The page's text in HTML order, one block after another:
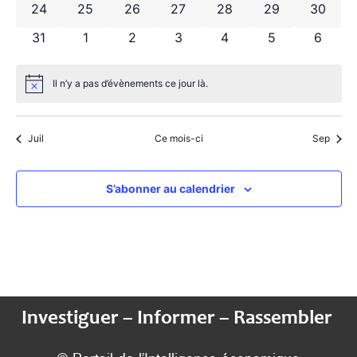
0 évènements
24 0 évènements
25 0 évènements
26 0 évènements
27 0 évènements
28 0 évènements
29 0
30
0 évènements
31 0 évènements
1 0 évènements
2 0 évènements
3 0 évènements
4 0 évènements
5 0
6
NoticeIl n’y a pas d’évènements ce jour là.
Juil Ce mois-ci Sep
S’abonner au calendrier
Investiguer – Informer – Rassembler